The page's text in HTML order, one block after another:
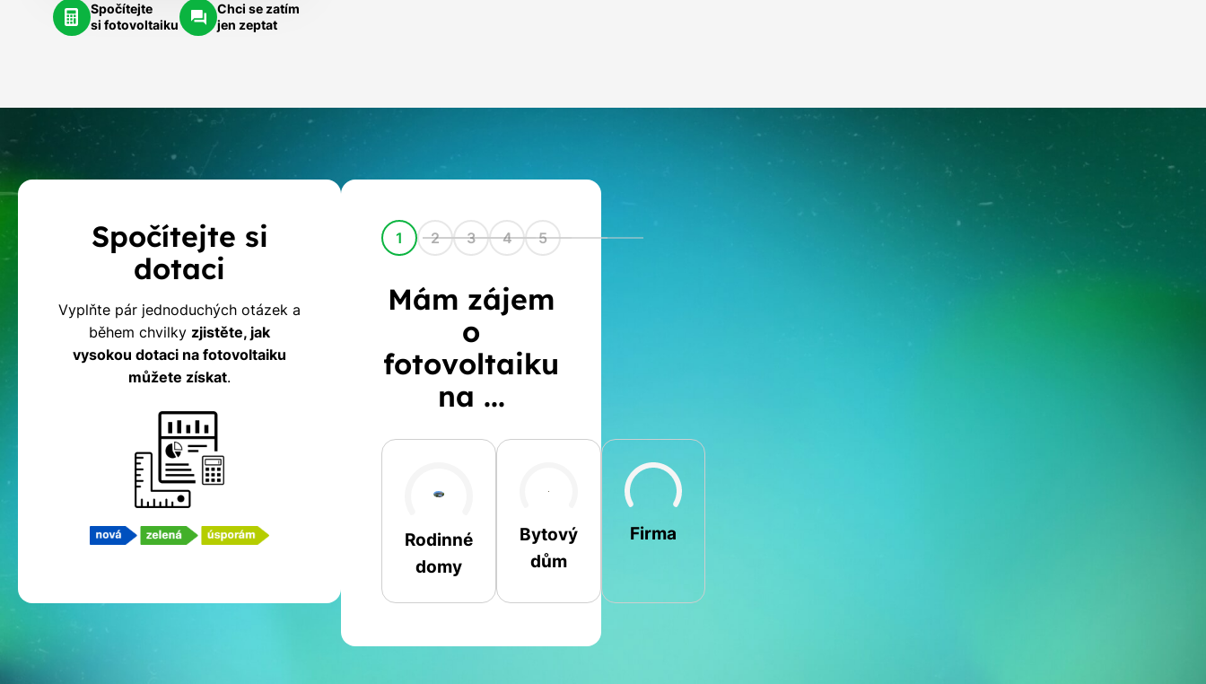
Spočítejte
si fotovoltaiku
Chci se zatím
jen zeptat
Kalkulačka
dotací
na
fotovoltaiku
Spočítejte si
dotaci
Vyplňte pár jednoduchých otázek a
během chvilky zjistěte, jak
vysokou dotaci na fotovoltaiku
můžete získat.
1 2 3 4 5
Mám zájem
o
fotovoltaiku
na ...
Rodinné
domy
Bytový
dům
Firma
Jiná
Jméno a příjmení
Telefon